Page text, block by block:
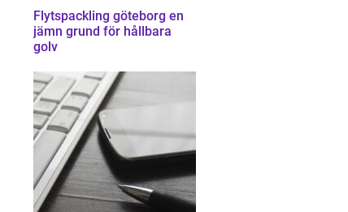
Flytspackling göteborg en
jämn grund för hållbara
golv